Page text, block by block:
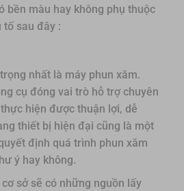
bền màu hay không phụ thuộc
tố sau đây :
nhất là máy phun xăm.
cụ đóng vai trò hỗ trợ chuyên
hiện được thuận lợi, dễ
thiết bị hiện đại cũng là một
định quá trình phun xăm
ý hay không.
sở sẽ có những nguồn lấy